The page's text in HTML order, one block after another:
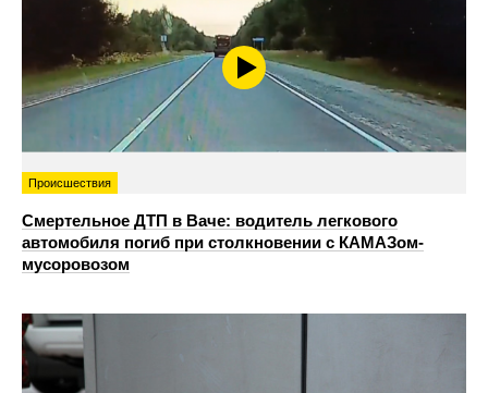
Происшествия
Смертельное ДТП в Ваче: водитель легкового
автомобиля погиб при столкновении с КАМАЗом-
мусоровозом